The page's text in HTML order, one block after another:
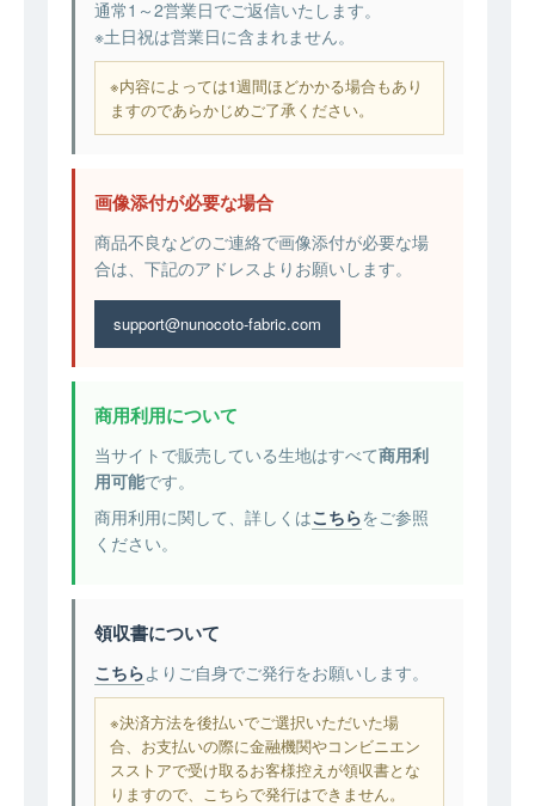
通常1～2営業日でご返信いたします。
※土日祝は営業日に含まれません。
※内容によっては1週間ほどかかる場合もあり
ますのであらかじめご了承ください。
画像添付が必要な場合
商品不良などのご連絡で画像添付が必要な場
合は、下記のアドレスよりお願いします。
support@nunocoto-fabric.com
商用利用について
当サイトで販売している生地はすべて商用利
用可能です。
商用利用に関して、詳しくはこちらをご参照
ください。
領収書について
こちらよりご自身でご発行をお願いします。
※決済方法を後払いでご選択いただいた場
合、お支払いの際に金融機関やコンビニエン
スストアで受け取るお客様控えが領収書とな
りますので、こちらで発行はできません。